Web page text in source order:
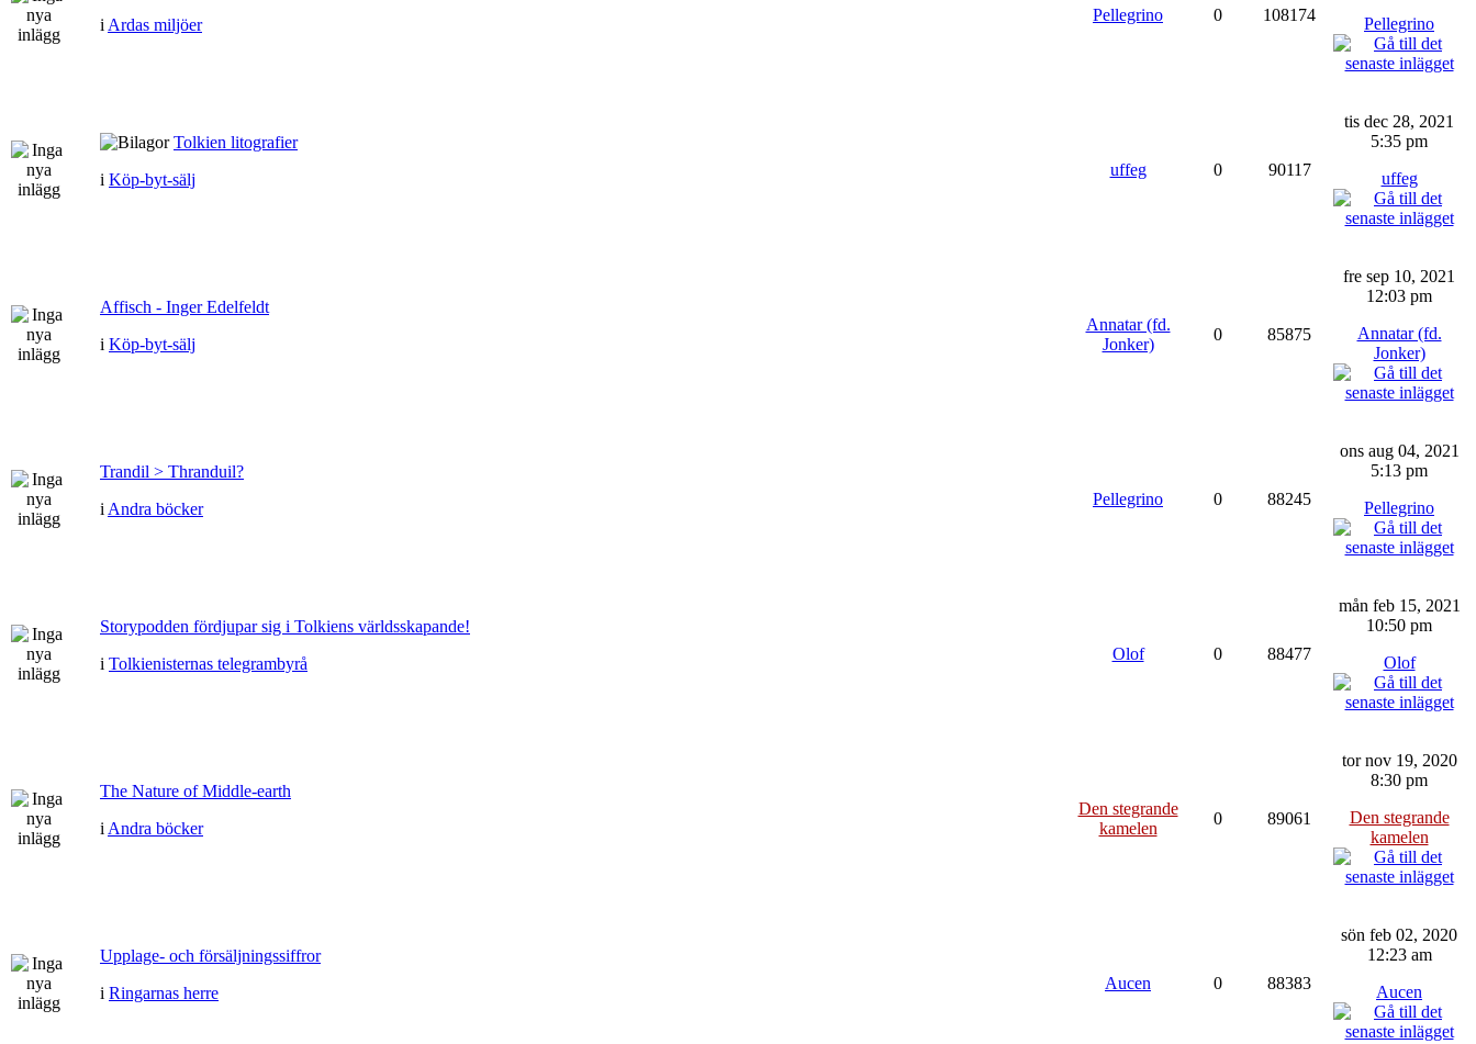
i Ardas miljöer
Pellegrino 0 108174
Pellegrino
Tolkien litografier
i Köp-byt-sälj
uffeg 0 90117
tis dec 28, 2021
5:35 pm
uffeg
Affisch - Inger Edelfeldt
i Köp-byt-sälj
Annatar (fd.
Jonker)
0 85875
fre sep 10, 2021
12:03 pm
Annatar (fd.
Jonker)
Trandil > Thranduil?
i Andra böcker
Pellegrino 0 88245
ons aug 04, 2021
5:13 pm
Pellegrino
Storypodden fördjupar sig i Tolkiens världsskapande!
i Tolkienisternas telegrambyrå
Olof 0 88477
mån feb 15, 2021
10:50 pm
Olof
The Nature of Middle-earth
i Andra böcker
Den stegrande
kamelen
0 89061
tor nov 19, 2020
8:30 pm
Den stegrande
kamelen
Upplage- och försäljningssiffror
i Ringarnas herre
Aucen 0 88383
sön feb 02, 2020
12:23 am
Aucen